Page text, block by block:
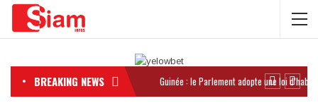
BREAKING NEWS